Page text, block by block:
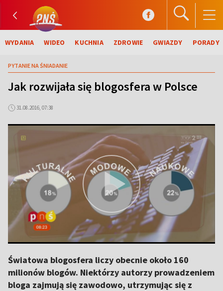
WYDANIA WIDEO KUCHNIA ZDROWIE GWIAZDY PORADY
PYTANIE NA ŚNIADANIE
Jak rozwijała się blogosfera w Polsce
31.08.2016, 07:38
Światowa blogosfera liczy obecnie około 160
milionów blogów. Niektórzy autorzy prowadzeniem
bloga zajmują się zawodowo, utrzymując się z